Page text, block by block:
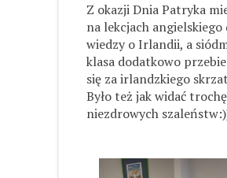
Z okazji Dnia Patryka
na lekcjach angielskiego
wiedzy o Irlandii, a
klasa dodatkowo
się za irlandzkiego
Było też jak widać trochę
niezdrowych